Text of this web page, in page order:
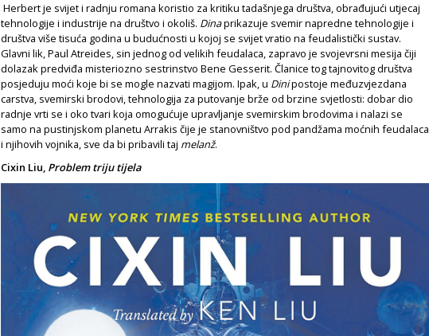
Herbert je svijet i radnju romana koristio za kritiku tadašnjega društva, obrađujući utjecaj
tehnologije i industrije na društvo i okoliš. Dinaprikazuje svemir napredne tehnologije i
društva više tisuća godina u budućnosti u kojoj se svijet vratio na feudalistički sustav.
Glavni lik, Paul Atreides, sin jednog od velikih feudalaca, zapravo je svojevrsni mesija čiji
dolazak predviđa misteriozno sestrinstvo Bene Gesserit. Članice tog tajnovitog društva
posjeduju moći koje bi se mogle nazvati magijom. Ipak, u Dinipostoje međuzvjezdana
carstva, svemirski brodovi, tehnologija za putovanje brže od brzine svjetlosti: dobar dio
radnje vrti se i oko tvari koja omogućuje upravljanje svemirskim brodovima i nalazi se
samo na pustinjskom planetu Arrakis čije je stanovništvo pod pandžama moćnih feudalaca
i njihovih vojnika, sve da bi pribavili taj melanž.
Cixin Liu, Problem triju tijela